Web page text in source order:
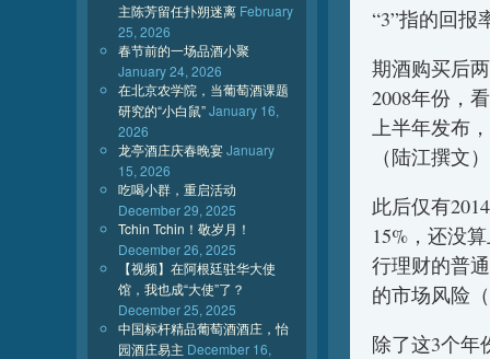
“3”指的回报
期酒购买后
2008年份，
上半年发布
（陆江撰文
此后仅有
15%，还没
行理财的普
的市场风险
除了这3个年
主陈芳留任扑朔迷离 February
25, 2026
春节前的一场品酒小聚
January 24, 2026
在北京农学院，当葡萄酒课题
研究的“小白鼠”January 16,
2026
龙亭酒庄庆春晚宴January
15, 2026
吃喝小群，重启活动
December 29, 2025
Tchin Tchin！敬岁月！
December 26, 2025
【视频】在阿根廷驻华大使
馆，我也成“大使”了？
December 25, 2025
中国标杆精品葡萄酒酒庄，怡
园酒庄易主 December 16,